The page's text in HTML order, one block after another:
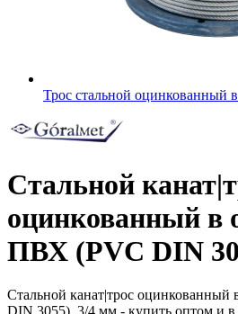
Трос стальной оцинкованный
Стальной
оцинкованный в
ПВХ (PVC DIN
Стальной канат|трос